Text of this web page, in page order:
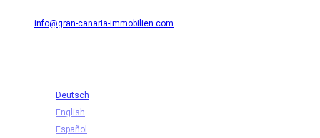
info@gran-canaria-immobilien.com
Deutsch
English
Español